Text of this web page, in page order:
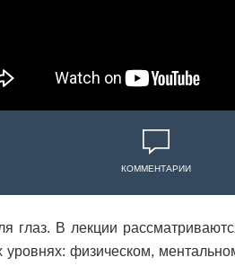
КОММЕНТАРИИ
глаз. В лекции
уровнях: физическом,